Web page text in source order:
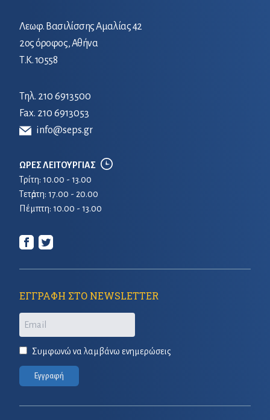
Λεωφ. Βασιλίσσης Αμαλίας 42
2ος όροφος, Αθήνα
Τ.Κ. 10558
Τηλ. 210 6913500
Fax. 210 6913053
info@seps.gr
ΩΡΕΣ ΛΕΙΤΟΥΡΓΙΑΣ
Τρίτη: 10.00 - 13.00
Τετἀρτη: 17.00 - 20.00
Πέμπτη: 10.00 - 13.00
ΕΓΓΡΑΦΗ ΣΤΟ NEWSLETTER
Email
Συμφωνώ να λαμβάνω ενημερώσεις
Εγγραφή